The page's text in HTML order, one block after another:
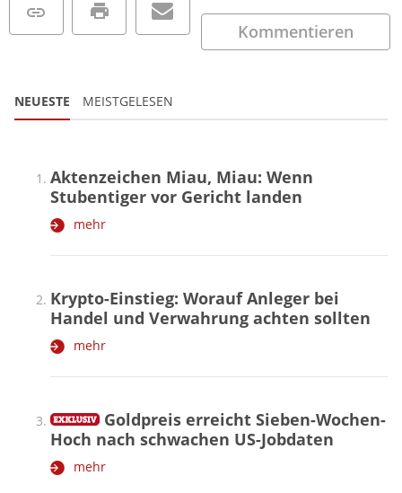
Kommentieren
NEUESTE MEISTGELESEN
Aktenzeichen Miau, Miau: Wenn
Stubentiger vor Gericht landen
mehr
Krypto-Einstieg: Worauf Anleger bei
Handel und Verwahrung achten sollten
mehr
Goldpreis erreicht Sieben-Wochen-
Hoch nach schwachen US-Jobdaten
mehr